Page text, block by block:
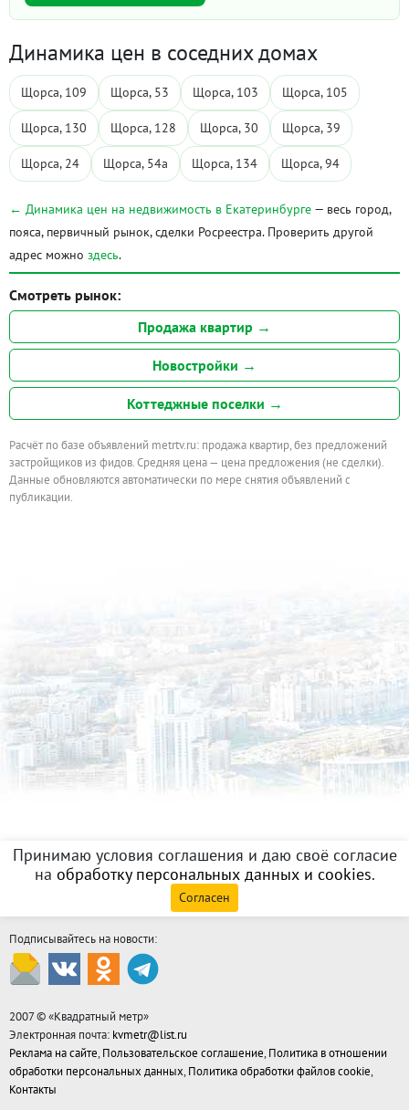
Динамика цен в соседних домах
Щорса, 109 Щорса, 53 Щорса, 103 Щорса, 105
Щорса, 130 Щорса, 128 Щорса, 30 Щорса, 39
Щорса, 24 Щорса, 54а Щорса, 134 Щорса, 94
← Динамика цен на недвижимость в Екатеринбурге — весь город,
пояса, первичный рынок, сделки Росреестра. Проверить другой
адрес можно здесь.
Смотреть рынок:
Продажа квартир →
Новостройки →
Коттеджные поселки →
Расчёт по базе объявлений metrtv.ru: продажа квартир, без предложений
застройщиков из фидов. Средняя цена — цена предложения (не сделки).
Данные обновляются автоматически по мере снятия объявлений с
публикации.
Принимаю условия соглашения и даю своё согласие
на обработку персональных данных и cookies.
Согласен
Подписывайтесь на новости:
2007 © «Квадратный метр»
Электронная почта: kvmetr@list.ru
Реклама на сайте, Пользовательское соглашение, Политика в отношении
обработки персональных данных, Политика обработки файлов cookie,
Контакты